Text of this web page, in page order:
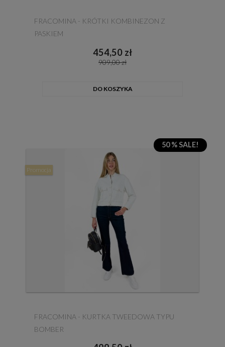
FRACOMINA - KRÓTKI KOMBINEZON Z
PASKIEM
454,50 zł
909,00 zł
DO KOSZYKA
50 % SALE!
FRACOMINA - KURTKA TWEEDOWA TYPU
BOMBER
Promocja